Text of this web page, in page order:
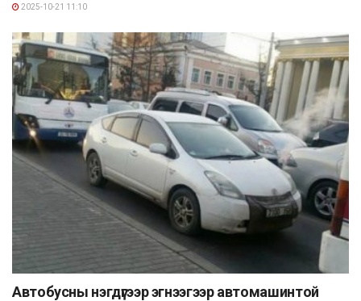
2025-10-21 11:10
Автобусны нэгдүгээр эгнээгээр автомашинтой